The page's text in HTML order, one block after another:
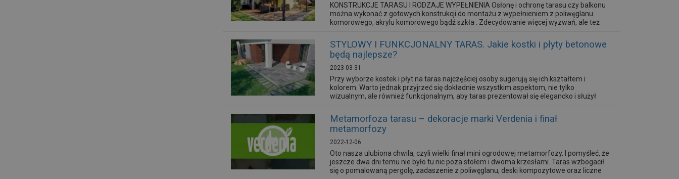
KONSTRUKCJE TARASU I RODZAJE WYPEŁNIENIA Osłonę i ochronę tarasu czy balkonu
można wykonać z gotowych konstrukcji do montażu z wypełnieniem z poliwęglanu
komorowego, akrylu komorowego bądź szkła . Zdecydowanie więcej wyzwań, ale też
od wymagań, ale też możliwości finansowych można...
STYLOWY I FUNKCJONALNY TARAS. Jakie kostki i płyty betonowe
będą najlepsze?
2023-03-31
Przy wyborze kostek i płyt na taras najczęściej osoby sugerują się ich kształtem i
kolorem. Warto jednak przyjrzeć się dokładnie wszystkim aspektom, nie tylko
wizualnym, ale również funkcjonalnym, aby taras prezentował się elegancko i służył
Metamorfoza tarasu – dekoracje marki Verdenia i finał
metamorfozy
2022-12-06
Oto nasza ulubiona chwila, czyli wielki finał mini ogrodowej metamorfozy. I pomyśleć, że
jeszcze dwa dni temu nie było tu nic poza stołem i dwoma krzesłami. Taras wzbogacił
się o pomalowaną pergolę, zadaszenie z poliwęglanu, deski kompozytowe oraz liczne